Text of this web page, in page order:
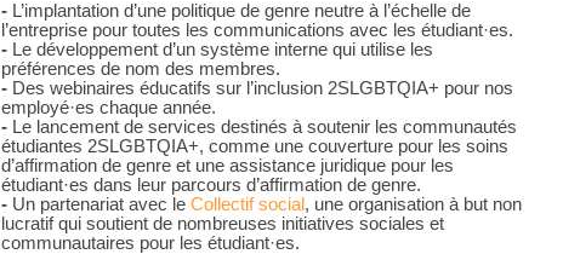
- L’implantation d’une politique de genre neutre à l’échelle de
l’entreprise pour toutes les communications avec les étudiant·es.
- Le développement d’un système interne qui utilise les
préférences de nom des membres.
- Des webinaires éducatifs sur l’inclusion 2SLGBTQIA+ pour nos
employé·es chaque année.
- Le lancement de services destinés à soutenir les communautés
étudiantes 2SLGBTQIA+, comme une couverture pour les soins
d’affirmation de genre et une assistance juridique pour les
étudiant·es dans leur parcours d’affirmation de genre.
- Un partenariat avec le Collectif social , une organisation à but non
lucratif qui soutient de nombreuses initiatives sociales et
communautaires pour les étudiant·es.